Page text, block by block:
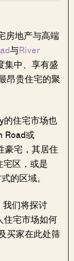
房地产与高端
与River
集中、享有盛
昂贵住宅的聚
的住宅市场也
Road或
豪宅，其居住
区，或是
的区域。
们将探讨
住宅市场如何
买家在此处筛